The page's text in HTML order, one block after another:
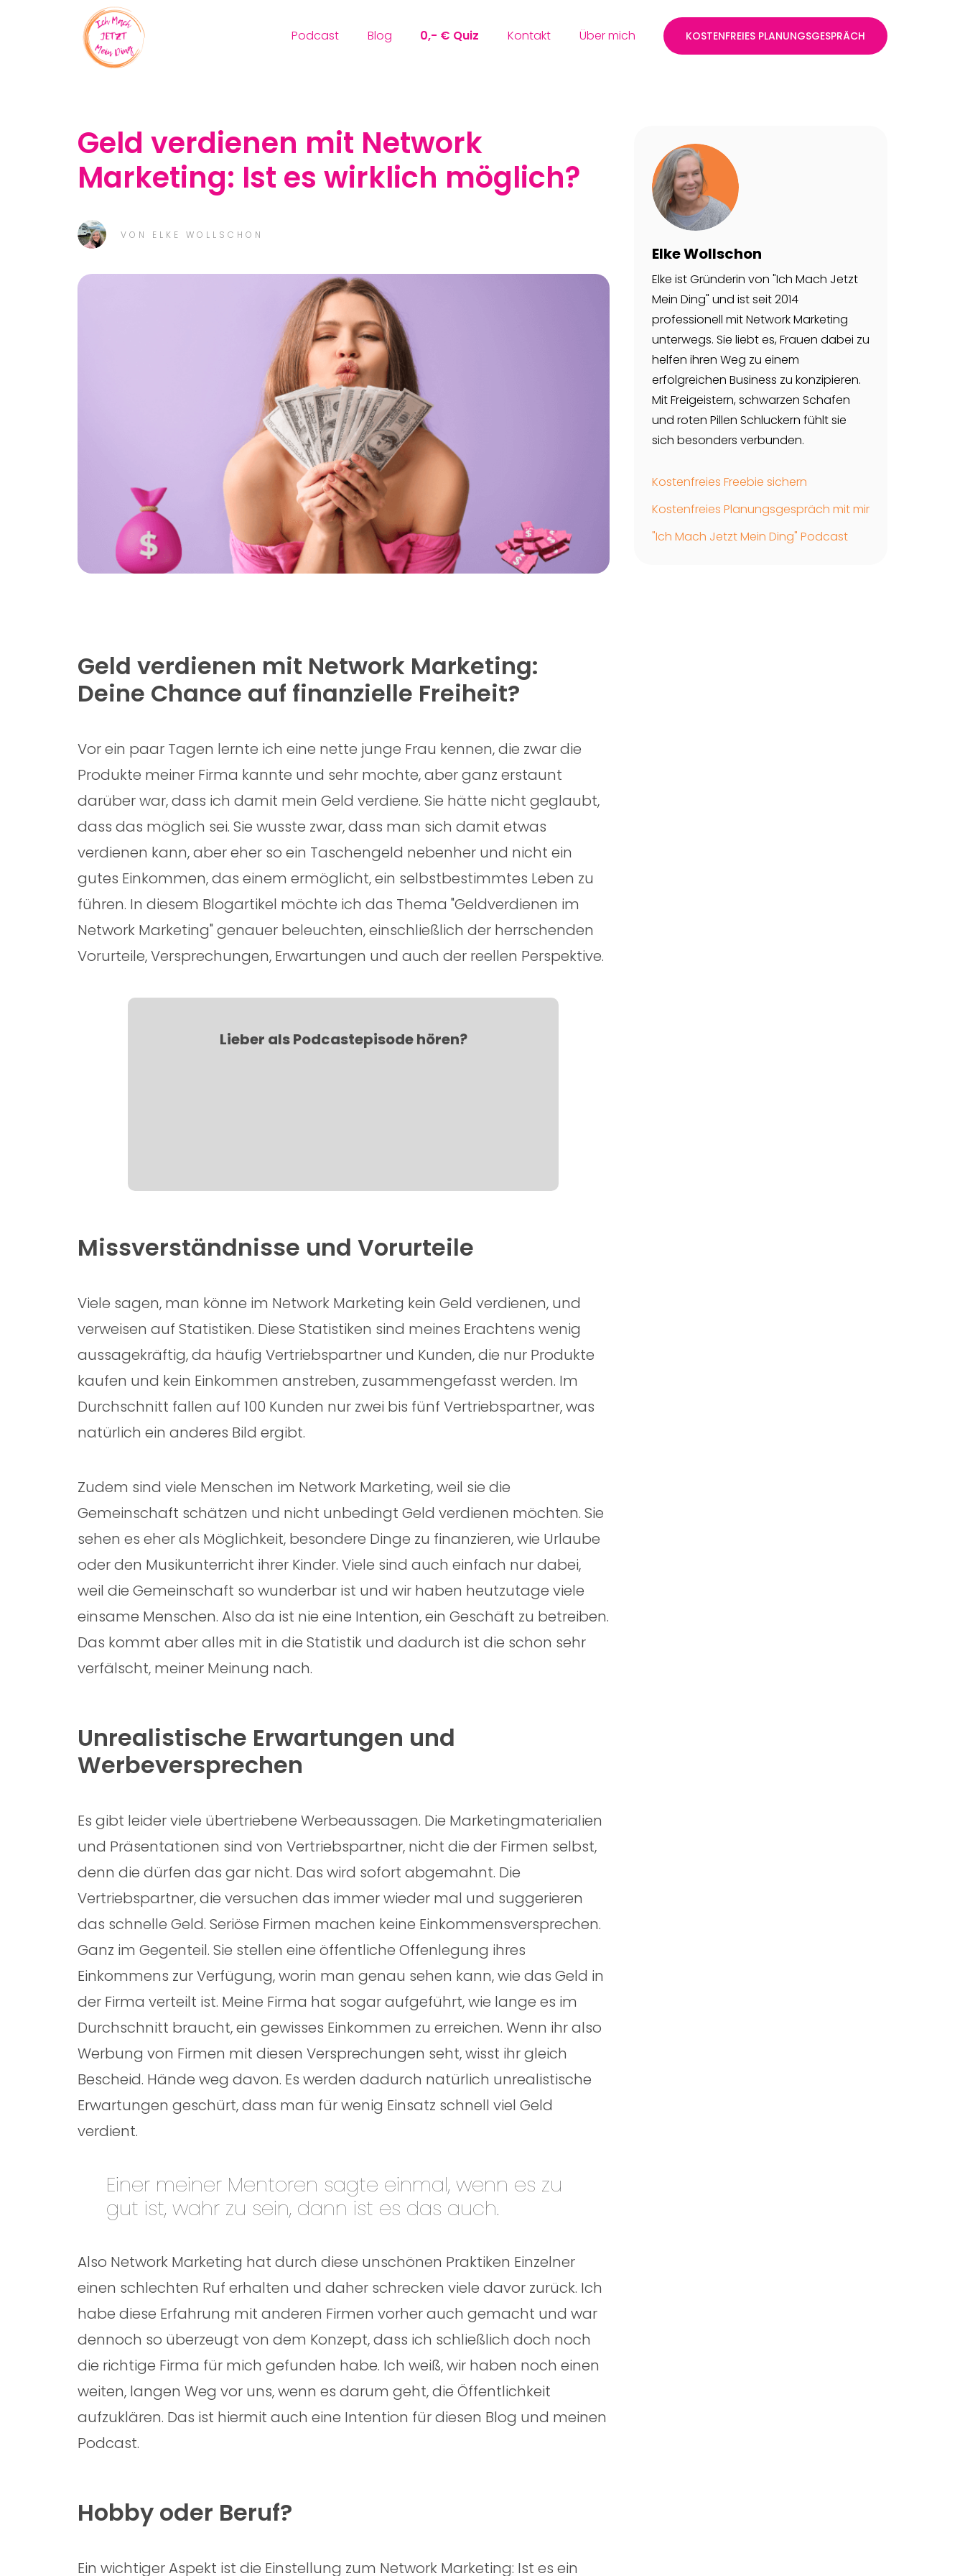
Podcast Blog 0,- € Quiz Kontakt Über mich KOSTENFREIES PLANUNGSGESPRÄCH
Geld verdienen mit Network
Marketing: Ist es wirklich möglich?
VON ELKE WOLLSCHON
Geld verdienen mit Network Marketing:
Deine Chance auf finanzielle Freiheit?
Vor ein paar Tagen lernte ich eine nette junge Frau kennen, die zwar die
Produkte meiner Firma kannte und sehr mochte, aber ganz erstaunt
darüber war, dass ich damit mein Geld verdiene. Sie hätte nicht geglaubt,
dass das möglich sei. Sie wusste zwar, dass man sich damit etwas
verdienen kann, aber eher so ein Taschengeld nebenher und nicht ein
gutes Einkommen, das einem ermöglicht, ein selbstbestimmtes Leben zu
führen. In diesem Blogartikel möchte ich das Thema "Geldverdienen im
Network Marketing" genauer beleuchten, einschließlich der herrschenden
Vorurteile, Versprechungen, Erwartungen und auch der reellen Perspektive.
Lieber als Podcastepisode hören?
Missverständnisse und Vorurteile
Viele sagen, man könne im Network Marketing kein Geld verdienen, und
verweisen auf Statistiken. Diese Statistiken sind meines Erachtens wenig
aussagekräftig, da häufig Vertriebspartner und Kunden, die nur Produkte
kaufen und kein Einkommen anstreben, zusammengefasst werden. Im
Durchschnitt fallen auf 100 Kunden nur zwei bis fünf Vertriebspartner, was
natürlich ein anderes Bild ergibt.
Zudem sind viele Menschen im Network Marketing, weil sie die
Gemeinschaft schätzen und nicht unbedingt Geld verdienen möchten. Sie
sehen es eher als Möglichkeit, besondere Dinge zu finanzieren, wie Urlaube
oder den Musikunterricht ihrer Kinder. Viele sind auch einfach nur dabei,
weil die Gemeinschaft so wunderbar ist und wir haben heutzutage viele
einsame Menschen. Also da ist nie eine Intention, ein Geschäft zu betreiben.
Das kommt aber alles mit in die Statistik und dadurch ist die schon sehr
verfälscht, meiner Meinung nach.
Unrealistische Erwartungen und
Werbeversprechen
Es gibt leider viele übertriebene Werbeaussagen. Die Marketingmaterialien
und Präsentationen sind von Vertriebspartner, nicht die der Firmen selbst,
denn die dürfen das gar nicht. Das wird sofort abgemahnt. Die
Vertriebspartner, die versuchen das immer wieder mal und suggerieren
das schnelle Geld. Seriöse Firmen machen keine Einkommensversprechen.
Ganz im Gegenteil. Sie stellen eine öffentliche Offenlegung ihres
Einkommens zur Verfügung, worin man genau sehen kann, wie das Geld in
der Firma verteilt ist. Meine Firma hat sogar aufgeführt, wie lange es im
Durchschnitt braucht, ein gewisses Einkommen zu erreichen. Wenn ihr also
Werbung von Firmen mit diesen Versprechungen seht, wisst ihr gleich
Bescheid. Hände weg davon. Es werden dadurch natürlich unrealistische
Erwartungen geschürt, dass man für wenig Einsatz schnell viel Geld
verdient.
Einer meiner Mentoren sagte einmal, wenn es zu
gut ist, wahr zu sein, dann ist es das auch.
Also Network Marketing hat durch diese unschönen Praktiken Einzelner
einen schlechten Ruf erhalten und daher schrecken viele davor zurück. Ich
habe diese Erfahrung mit anderen Firmen vorher auch gemacht und war
dennoch so überzeugt von dem Konzept, dass ich schließlich doch noch
die richtige Firma für mich gefunden habe. Ich weiß, wir haben noch einen
weiten, langen Weg vor uns, wenn es darum geht, die Öffentlichkeit
aufzuklären. Das ist hiermit auch eine Intention für diesen Blog und meinen
Podcast.
Hobby oder Beruf?
Ein wichtiger Aspekt ist die Einstellung zum Network Marketing: Ist es ein
Elke Wollschon
Elke ist Gründerin von "Ich Mach Jetzt
Mein Ding" und ist seit 2014
professionell mit Network Marketing
unterwegs. Sie liebt es, Frauen dabei zu
helfen ihren Weg zu einem
erfolgreichen Business zu konzipieren.
Mit Freigeistern, schwarzen Schafen
und roten Pillen Schluckern fühlt sie
sich besonders verbunden.
Kostenfreies Freebie sichern
Kostenfreies Planungsgespräch mit mir
"Ich Mach Jetzt Mein Ding" Podcast